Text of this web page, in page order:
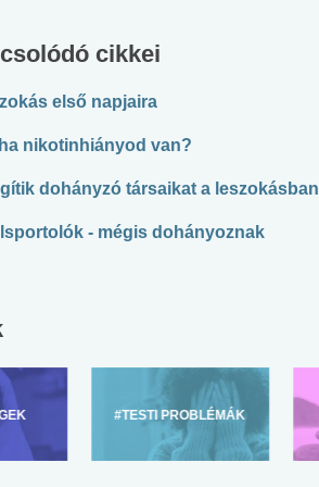
cikkei
első napjaira
nikotinhiányod van?
dohányzó társaikat a leszokásban
- mégis dohányoznak
#TESTI PROBLÉMÁK